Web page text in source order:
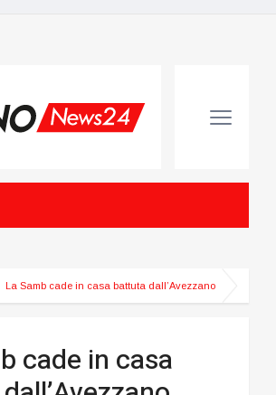
La Samb cade in casa battuta dall’Avezzano
cade in casa